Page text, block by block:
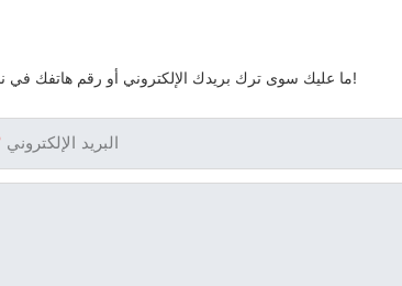
ما عليك سوى ترك بريدك الإلكتروني أو رقم هاتفك في نموذج الاتصال حتى نتمكن من إرسال عرض أسعار مجاني لمجموعتنا الواسعة من التصاميم!
البريد الإلكتروني